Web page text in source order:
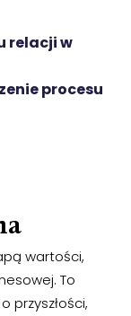
relacji w
procesu
wartości,
To
przyszłości,